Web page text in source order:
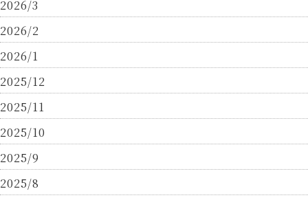
2026/3
2026/2
2026/1
2025/12
2025/11
2025/10
2025/9
2025/8